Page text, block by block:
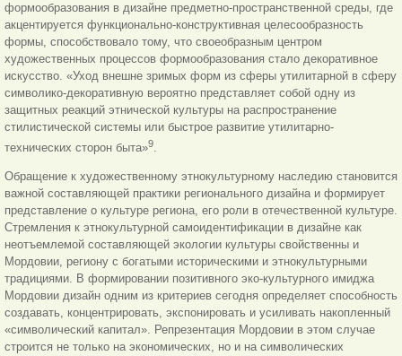
формообразования в дизайне предметно-пространственной среды, где
акцентируется функционально-конструктивная целесообразность
формы, способствовало тому, что своеобразным центром
художественных процессов формообразования стало декоративное
искусство. «Уход внешне зримых форм из сферы утилитарной в сферу
символико-декоративную вероятно представляет собой одну из
защитных реакций этнической культуры на распространение
стилистической системы или быстрое развитие утилитарно-
технических сторон быта»9.
Обращение к художественному этнокультурному наследию становится
важной составляющей практики регионального дизайна и формирует
представление о культуре региона, его роли в отечественной культуре.
Стремления к этнокультурной самоидентификации в дизайне как
неотъемлемой составляющей экологии культуры свойственны и
Мордовии, региону с богатыми историческими и этнокультурными
традициями. В формировании позитивного эко-культурного имиджа
Мордовии дизайн одним из критериев сегодня определяет способность
создавать, концентрировать, экспонировать и усиливать накопленный
«символический капитал». Репрезентация Мордовии в этом случае
строится не только на экономических, но и на символических